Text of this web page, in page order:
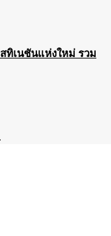
ทิเนชันแห่งใหม่ รวม